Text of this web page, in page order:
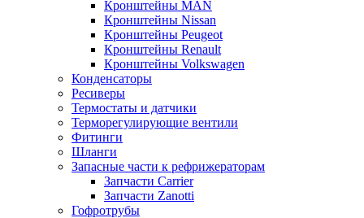
Кронштейны MAN
Кронштейны Nissan
Кронштейны Peugeot
Кронштейны Renault
Кронштейны Volkswagen
Конденсаторы
Ресиверы
Термостаты и датчики
Терморегулирующие вентили
Фитинги
Шланги
Запасные части к рефрижераторам
Запчасти Carrier
Запчасти Zanotti
Гофротрубы